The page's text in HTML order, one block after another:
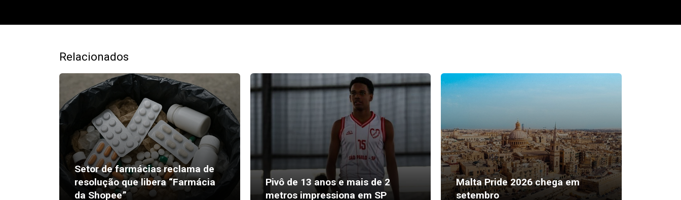
Relacionados
Setor de farmácias reclama de
resolução que libera “Farmácia
da Shopee”
Pivô de 13 anos e mais de 2
metros impressiona em SP
Malta Pride 2026 chega em
setembro